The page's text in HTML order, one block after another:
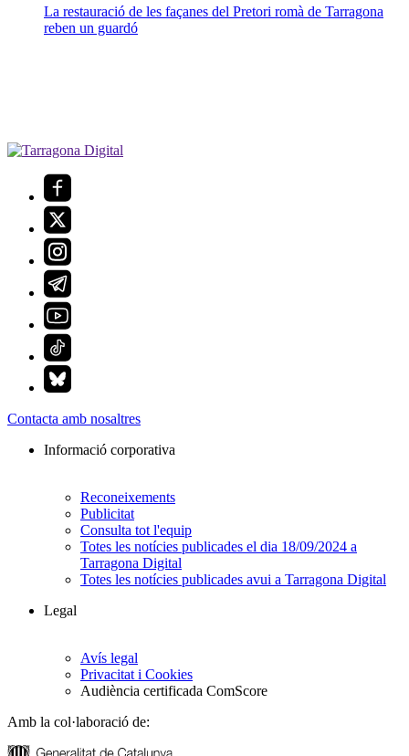
La restauració de les façanes del Pretori romà de Tarragona
reben un guardó
Contacta amb nosaltres
Informació corporativa
Reconeixements
Publicitat
Consulta tot l'equip
Totes les notícies publicades el dia 18/09/2024 a
Tarragona Digital
Totes les notícies publicades avui a Tarragona Digital
Legal
Avís legal
Privacitat i Cookies
Audiència certificada ComScore
Amb la col·laboració de: